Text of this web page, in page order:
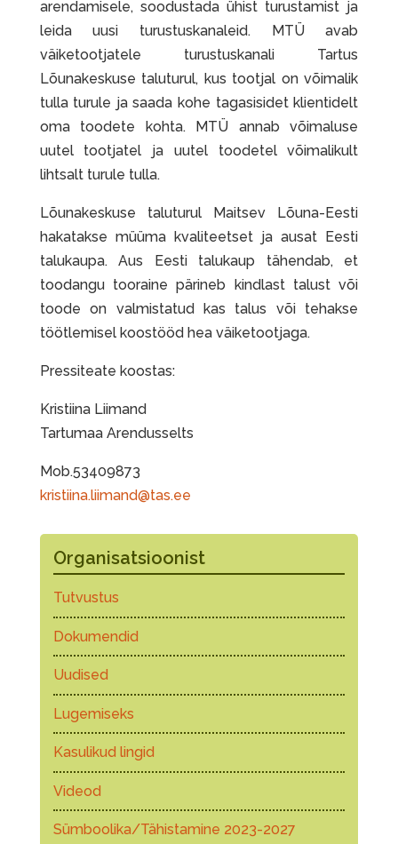
arendamisele, soodustada ühist turustamist ja
leida uusi turustuskanaleid. MTÜ avab
väiketootjatele turustuskanali Tartus
Lõunakeskuse taluturul, kus tootjal on võimalik
tulla turule ja saada kohe tagasisidet klientidelt
oma toodete kohta. MTÜ annab võimaluse
uutel tootjatel ja uutel toodetel võimalikult
lihtsalt turule tulla.
Lõunakeskuse taluturul Maitsev Lõuna-Eesti
hakatakse müüma kvaliteetset ja ausat Eesti
talukaupa. Aus Eesti talukaup tähendab, et
toodangu tooraine pärineb kindlast talust või
toode on valmistatud kas talus või tehakse
töötlemisel koostööd hea väiketootjaga.
Pressiteate koostas:
Kristiina Liimand
Tartumaa Arendusselts
Mob.53409873
kristiina.liimand@tas.ee
Organisatsioonist
Tutvustus
Dokumendid
Uudised
Lugemiseks
Kasulikud lingid
Videod
Sümboolika/Tähistamine 2023-2027